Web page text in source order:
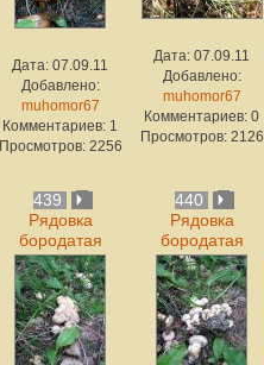
Дата: 07.09.11
Добавлено:
muhomor67
Комментариев: 1
Просмотров: 2256
Дата: 07.09.11
Добавлено:
muhomor67
Комментариев: 0
Просмотров: 2126
439
Рядовка
бородатая
440
Рядовка
бородатая